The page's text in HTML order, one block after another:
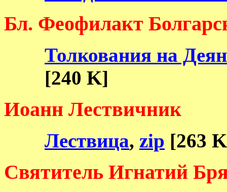
Бл. Феофилакт
Толкования на
[240 K]
Иоанн Лествичник
Лествица, zip [263
Святитель Игнатий